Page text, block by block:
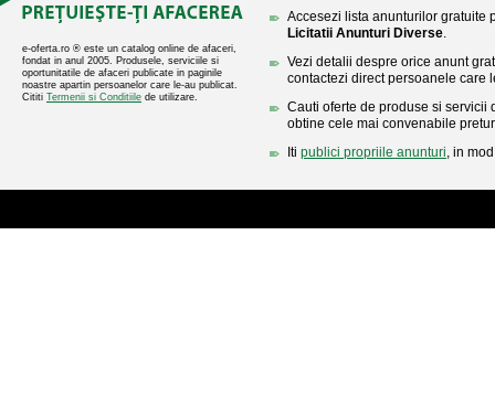
e-oferta.ro ® este un catalog online de afaceri,
fondat in anul 2005. Produsele, serviciile si
oportunitatile de afaceri publicate in paginile
noastre apartin persoanelor care le-au publicat.
Cititi Termenii si Conditiile de utilizare.
Accesezi lista anunturilor gratuite
Licitatii Anunturi Diverse.
Vezi detalii despre orice anunt
contactezi direct persoanele care
Cauti oferte de produse si servicii
obtine cele mai convenabile
Iti publici propriile anunturi, in